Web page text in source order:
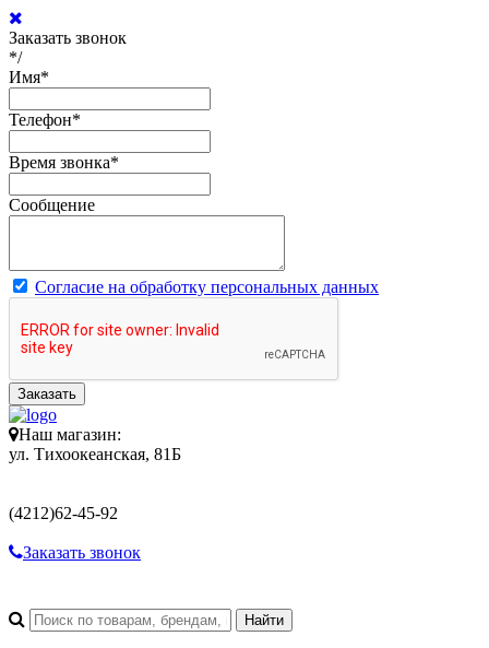
Заказать звонок
*/
Имя*
Телефон*
Время звонка*
Сообщение
Согласие на обработку персональных данных
Заказать
Наш магазин:
ул. Тихоокеанская, 81Б
(4212)62-45-92
Заказать звонок